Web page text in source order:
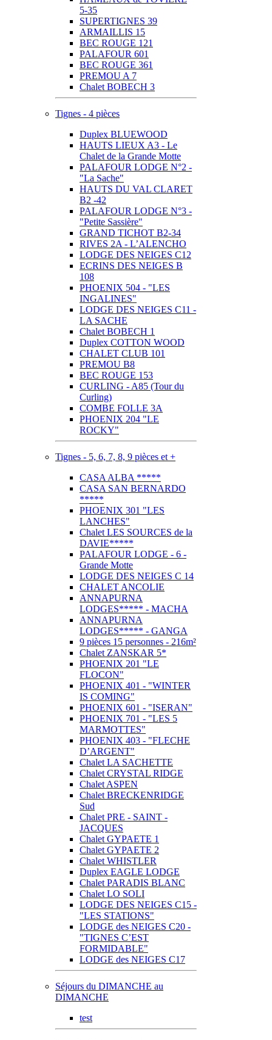
5-35
SUPERTIGNES 39
ARMAILLIS 15
BEC ROUGE 121
PALAFOUR 601
BEC ROUGE 361
PREMOU A 7
Chalet BOBECH 3
Tignes - 4 pièces
Duplex BLUEWOOD
HAUTS LIEUX A3 - Le
Chalet de la Grande Motte
PALAFOUR LODGE N°2 -
"La Sache"
HAUTS DU VAL CLARET
B2 -42
PALAFOUR LODGE N°3 -
"Petite Sassière"
GRAND TICHOT B2-34
RIVES 2A - L’ALENCHO
LODGE DES NEIGES C12
ECRINS DES NEIGES B
108
PHOENIX 504 - "LES
INGALINES"
LODGE DES NEIGES C11 -
LA SACHE
Chalet BOBECH 1
Duplex COTTON WOOD
CHALET CLUB 101
PREMOU B8
BEC ROUGE 153
CURLING - A85 (Tour du
Curling)
COMBE FOLLE 3A
PHOENIX 204 "LE
ROCKY"
Tignes - 5, 6, 7, 8, 9 pièces et +
CASA ALBA *****
CASA SAN BERNARDO
*****
PHOENIX 301 "LES
LANCHES"
Chalet LES SOURCES de la
DAVIE*****
PALAFOUR LODGE - 6 -
Grande Motte
LODGE DES NEIGES C 14
CHALET ANCOLIE
ANNAPURNA
LODGES***** - MACHA
ANNAPURNA
LODGES***** - GANGA
9 pièces 15 personnes - 216m²
Chalet ZANSKAR 5*
PHOENIX 201 "LE
FLOCON"
PHOENIX 401 - "WINTER
IS COMING"
PHOENIX 601 - "ISERAN"
PHOENIX 701 - "LES 5
MARMOTTES"
PHOENIX 403 - "FLECHE
D’ARGENT"
Chalet LA SACHETTE
Chalet CRYSTAL RIDGE
Chalet ASPEN
Chalet BRECKENRIDGE
Sud
Chalet PRE - SAINT -
JACQUES
Chalet GYPAETE 1
Chalet GYPAETE 2
Chalet WHISTLER
Duplex EAGLE LODGE
Chalet PARADIS BLANC
Chalet LO SOLI
LODGE DES NEIGES C15 -
"LES STATIONS"
LODGE des NEIGES C20 -
"TIGNES C’EST
FORMIDABLE"
LODGE des NEIGES C17
Séjours du DIMANCHE au
DIMANCHE
test